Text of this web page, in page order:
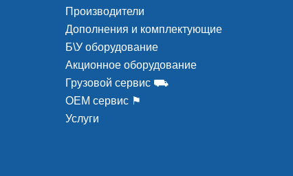
Производители
Дополнения и комплектующие
Б\У оборудование
Акционное оборудование
Грузовой сервис ⛟
ОЕМ сервис ⚑
Услуги